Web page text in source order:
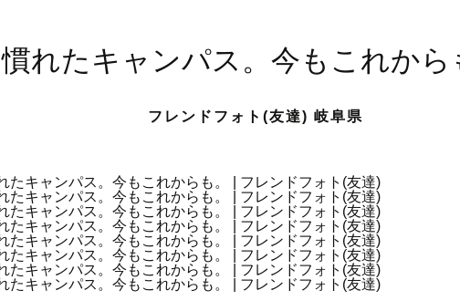
慣れたキャンパス。今もこれから
フレンドフォト(友達) 岐阜県